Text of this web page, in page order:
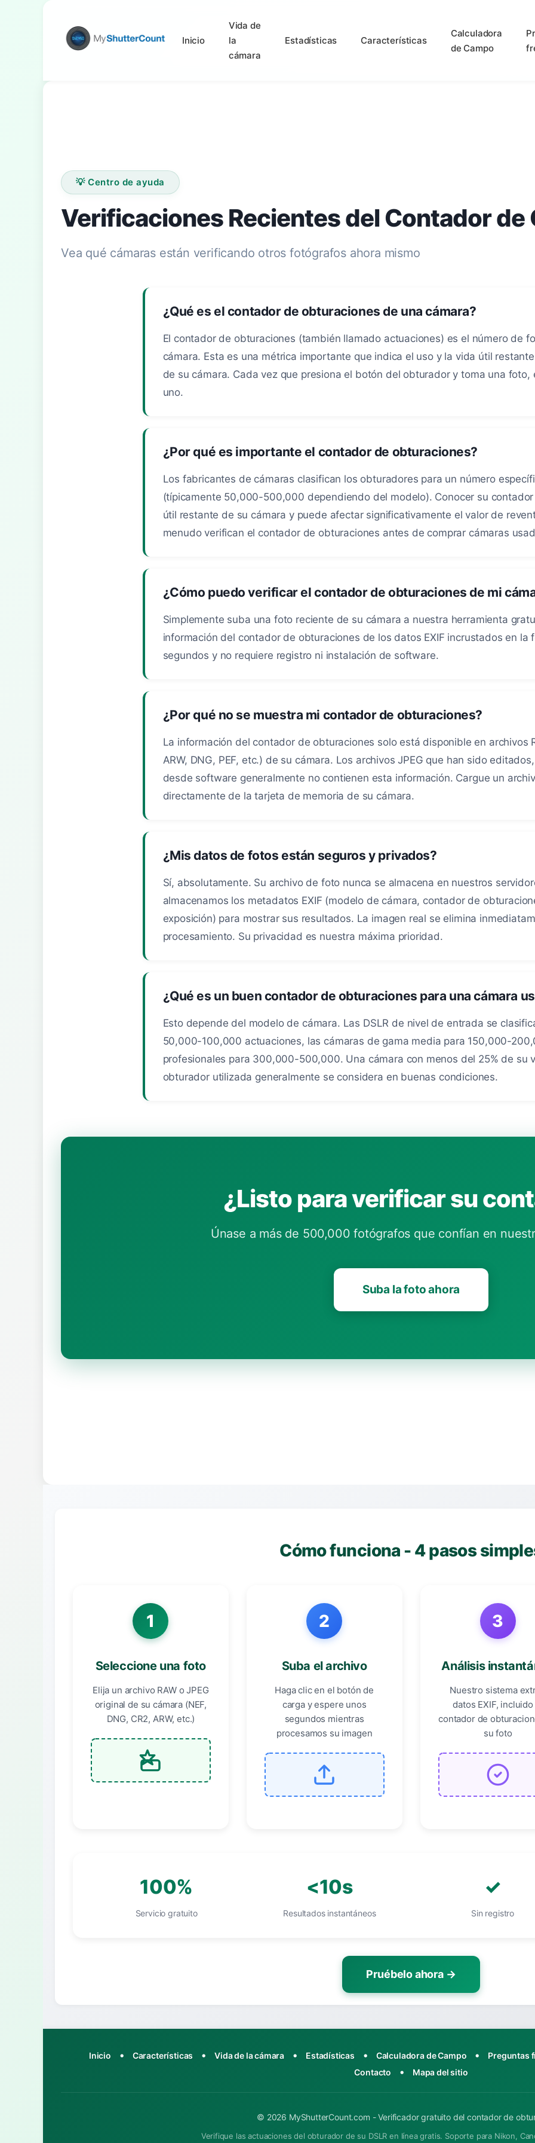
Inicio
Vida de
la
cámara
Estadísticas Características
Calculadora
de Campo
💡 Centro de ayuda
Verificaciones Recientes del Contador de
Vea qué cámaras están verificando otros fotógrafos ahora mismo
¿Qué es el contador de obturaciones de una cámara?
El contador de obturaciones (también llamado actuaciones) es el número de
cámara. Esta es una métrica importante que indica el uso y la vida útil
de su cámara. Cada vez que presiona el botón del obturador y toma una foto,
uno.
¿Por qué es importante el contador de obturaciones?
Los fabricantes de cámaras clasifican los obturadores para un número
(típicamente 50,000-500,000 dependiendo del modelo). Conocer su
útil restante de su cámara y puede afectar significativamente el valor de
menudo verifican el contador de obturaciones antes de comprar cámaras
¿Cómo puedo verificar el contador de obturaciones de mi
Simplemente suba una foto reciente de su cámara a nuestra herramienta
información del contador de obturaciones de los datos EXIF incrustados en la
segundos y no requiere registro ni instalación de software.
¿Por qué no se muestra mi contador de obturaciones?
La información del contador de obturaciones solo está disponible en archivos
ARW, DNG, PEF, etc.) de su cámara. Los archivos JPEG que han sido
desde software generalmente no contienen esta información. Cargue un
directamente de la tarjeta de memoria de su cámara.
¿Mis datos de fotos están seguros y privados?
Sí, absolutamente. Su archivo de foto nunca se almacena en nuestros
almacenamos los metadatos EXIF (modelo de cámara, contador de
exposición) para mostrar sus resultados. La imagen real se elimina
procesamiento. Su privacidad es nuestra máxima prioridad.
¿Qué es un buen contador de obturaciones para una cámara
Esto depende del modelo de cámara. Las DSLR de nivel de entrada se
50,000-100,000 actuaciones, las cámaras de gama media para 150,000-
profesionales para 300,000-500,000. Una cámara con menos del 25% de su
obturador utilizada generalmente se considera en buenas condiciones.
¿Listo para verificar su
Únase a más de 500,000 fotógrafos que confían en
Suba la foto ahora
Cómo funciona - 4 pasos
1
Seleccione una foto
Elija un archivo RAW o JPEG
original de su cámara (NEF,
DNG, CR2, ARW, etc.)
2
Suba el archivo
Haga clic en el botón de
carga y espere unos
segundos mientras
procesamos su imagen
3
Análisis
Nuestro sistema
datos EXIF,
contador de
su foto
100%
Servicio gratuito
<10s
Resultados instantáneos
✓
Sin registro
Pruébelo ahora →
Inicio • Características • Vida de la cámara • Estadísticas • Calculadora de Campo •
Preguntas
Contacto
• Mapa del sitio
© 2026 MyShutterCount.com - Verificador gratuito del contador de
Verifique las actuaciones del obturador de su DSLR en línea gratis. Soporte para Nikon,